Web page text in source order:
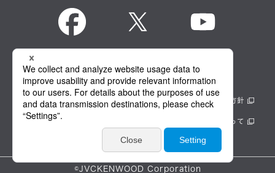
KENWOOD Global
©JVCKENWOOD Corporation
情報セキュリティ基本方針 製品安全に関する基本方針
正しい表示への取り組み サイトのご利用にあたって